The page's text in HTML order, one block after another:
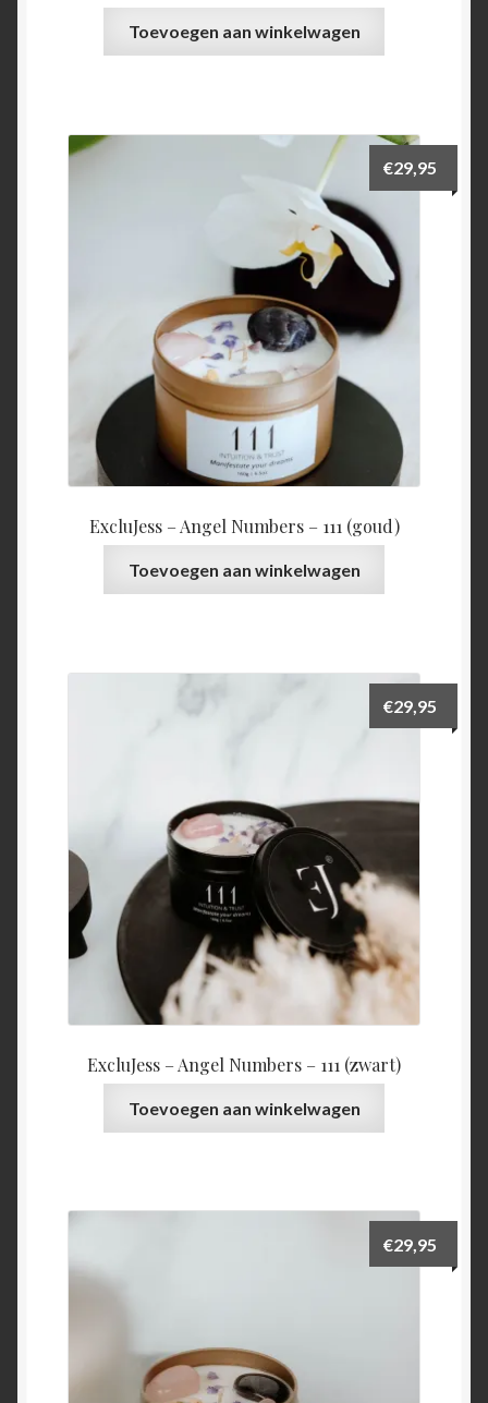
Toevoegen aan winkelwagen
ExcluJess – Angel Numbers – 111 (goud)
€29,95
Toevoegen aan winkelwagen
ExcluJess – Angel Numbers – 111 (zwart)
€29,95
Toevoegen aan winkelwagen
€29,95